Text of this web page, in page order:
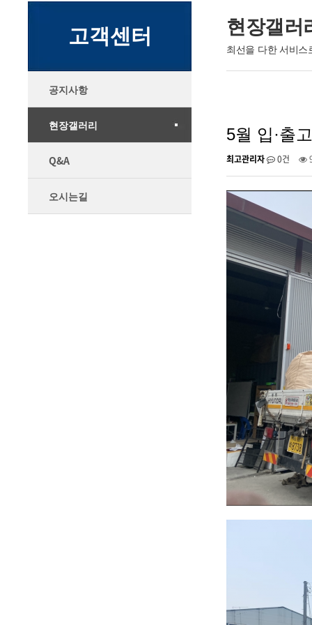
고객센터
공지사항
현장갤러리
Q&A
오시는길
현장갤러
최선을 다한 서비
5월 입·출고
최고관리자 0건